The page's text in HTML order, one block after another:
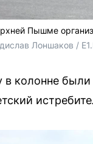
Пышме
Лоншаков /
в колонне